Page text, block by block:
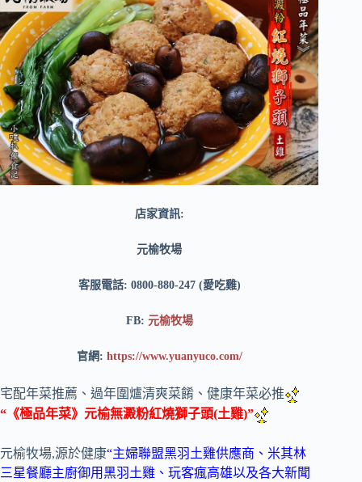
店家資訊:
元榆牧場
客服電話: 0800-880-247 (愛吃雞)
FB: 元榆牧場
官網: https://www.yuanyuco.com/
宅配年菜推薦、過年圍爐清爽菜餚、健康年菜必推
“《極品年菜》元榆無澱粉紅燒獅子頭(土雞)”
元榆牧場,源於健康“主婦聯盟黑羽土雞供應商、米其林
三星餐廳主廚御用黑羽土雞、玩客瘋高雄以及各大新聞